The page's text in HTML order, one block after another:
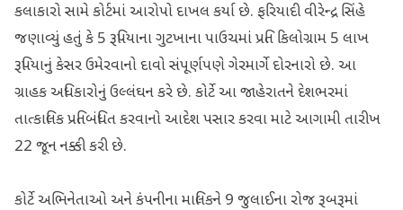
કલાકારો સામે કોર્ટમાં આરોપો દાખલ કર્યા છે. ફરિયાદી વીરેન્દ્ર સિંહે
જણાવ્યું હતું કે 5 રૂપિયાના ગુટખાના પાઉચમાં પ્રતિ કિલોગ્રામ 5 લાખ
રૂપિયાનું કેસર ઉમેરવાનો દાવો સંપૂર્ણપણે ગેરમાર્ગે દોરનારો છે. આ
ગ્રાહક અધિકારોનું ઉલ્લંઘન કરે છે. કોર્ટે આ જાહેરાતને દેશભરમાં
તાત્કાલિક પ્રતિબંધિત કરવાનો આદેશ પસાર કરવા માટે આગામી તારીખ
22 જૂન નક્કી કરી છે.
કોર્ટે અભિનેતાઓ અને કંપનીના માલિકને 9 જુલાઈના રોજ રૂબરૂમાં